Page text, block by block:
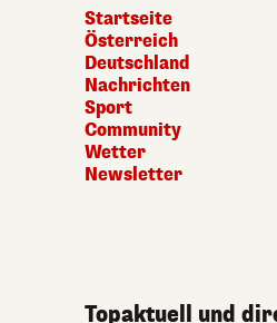
Startseite
Österreich
Deutschland
Nachrichten
Sport
Community
Wetter
Newsletter
Topaktuell und